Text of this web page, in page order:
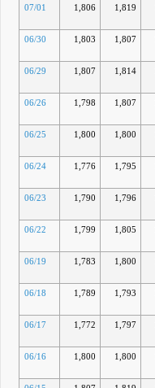
07/01 1,806 1,819
06/30 1,803 1,807
06/29 1,807 1,814
06/26 1,798 1,807
06/25 1,800 1,800
06/24 1,776 1,795
06/23 1,790 1,796
06/22 1,799 1,805
06/19 1,783 1,800
06/18 1,789 1,793
06/17 1,772 1,797
06/16 1,800 1,800